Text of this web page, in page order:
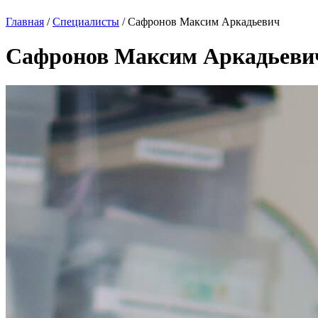
Главная /Специалисты /Сафронов Максим Аркадьевич
Сафронов Максим